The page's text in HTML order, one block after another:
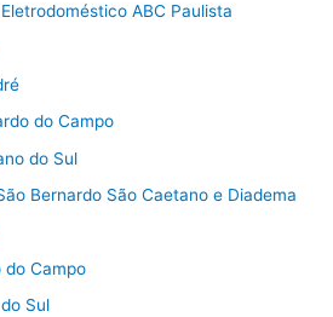
ABC Paulista
do Campo
do Sul
Bernardo São Caetano e Diadema
do Campo
Sul